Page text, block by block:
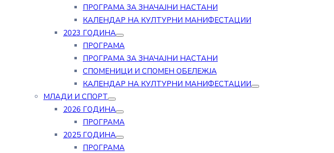
ПРОГРАМА ЗА ЗНАЧАЈНИ НАСТАНИ
КАЛЕНДАР НА КУЛТУРНИ МАНИФЕСТАЦИИ
2023 ГОДИНА
ПРОГРАМА
ПРОГРАМА ЗА ЗНАЧАЈНИ НАСТАНИ
СПОМЕНИЦИ И СПОМЕН ОБЕЛЕЖЈА
КАЛЕНДАР НА КУЛТУРНИ МАНИФЕСТАЦИИ
МЛАДИ И СПОРТ
2026 ГОДИНА
ПРОГРАМА
2025 ГОДИНА
ПРОГРАМА